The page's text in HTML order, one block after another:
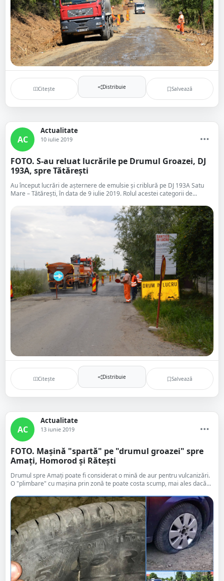
Citește Distribuie Salvează
AC
Actualitate
10 iulie 2019
FOTO. S-au reluat lucrările pe Drumul Groazei, DJ
193A, spre Tătărești
Au început lucrări de așternere de emulsie și criblură pe DJ 193A Satu
Mare – Tătărești, în data de 9 iulie 2019. Rolul acestei categorii de...
Citește Distribuie Salvează
AC
Actualitate
13 iunie 2019
FOTO. Mașină "spartă" pe "drumul groazei" spre
Amați, Homorod și Rătești
Drumul spre Amați poate fi considerat o mină de aur pentru vulcanizări.
O "plimbare" cu mașina prin zonă te poate costa scump, mai ales dacă...